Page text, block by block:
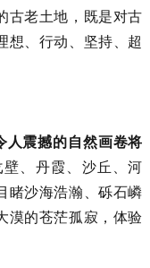
古老土地，既是对古
想、行动、坚持、超
人震撼的自然画卷将
、丹霞、沙丘、河
睹沙海浩瀚、砾石嶙
漠的苍茫孤寂，体验